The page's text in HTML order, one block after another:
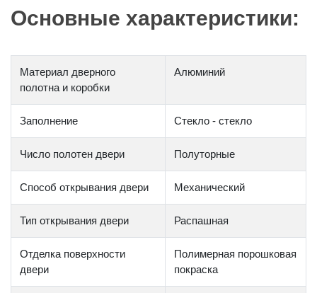
Основные характеристики:
Материал дверного
полотна и коробки
Алюминий
Заполнение Стекло - стекло
Число полотен двери Полуторные
Способ открывания двери Механический
Тип открывания двери Распашная
Отделка поверхности
двери
Полимерная порошковая
покраска